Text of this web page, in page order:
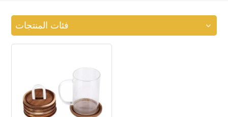
فئات المنتجات